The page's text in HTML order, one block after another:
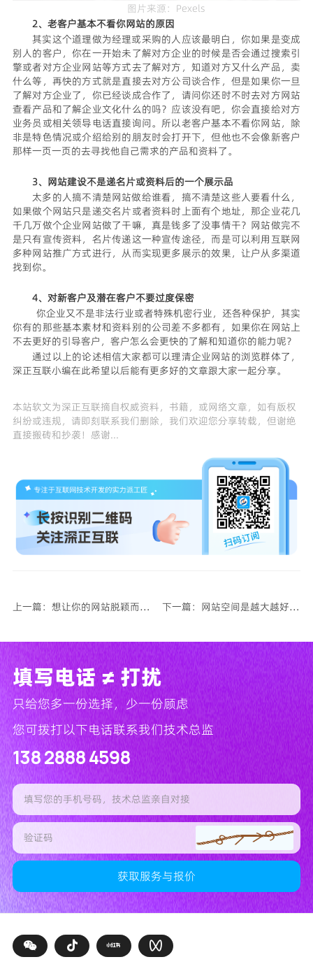
图片来源：Pexels
2、老客户基本不看你网站的原因
其实这个道理做为经理或采购的人应该最明白，你如果是变成
别人的客户，你在一开始未了解对方企业的时候是否会通过搜索引
擎或者对方企业网站等方式去了解对方，知道对方又什么产品，卖
什么等，再快的方式就是直接去对方公司谈合作，但是如果你一旦
了解对方企业了，你已经谈成合作了，请问你还时不时去对方网站
查看产品和了解企业文化什么的吗？应该没有吧，你会直接给对方
业务员或相关领导电话直接询问。所以老客户基本不看你网站，除
非是特色情况或介绍给别的朋友时会打开下，但他也不会像新客户
那样一页一页的去寻找他自己需求的产品和资料了。
3、网站建设不是递名片或资料后的一个展示品
太多的人搞不清楚网站做给谁看，搞不清楚这些人要看什么，
如果做个网站只是递交名片或者资料时上面有个地址，那企业花几
千几万做个企业网站做了干嘛，真是钱多了没事情干？网站做完不
是只有宣传资料，名片传递这一种宣传途径，而是可以利用互联网
多种网站推广方式进行，从而实现更多展示的效果，让户从多渠道
找到你。
4、对新客户及潜在客户不要过度保密
你企业又不是非法行业或者特殊机密行业，还各种保护，其实
你有的那些基本素材和资料别的公司差不多都有，如果你在网站上
不去更好的引导客户，客户怎么会更快的了解和知道你的能力呢？
通过以上的论述相信大家都可以理清企业网站的浏览群体了，
深正互联小编在此希望以后能有更多好的文章跟大家一起分享。
本站软文为深正互联摘自权威资料，书籍，或网络文章，如有版权
纠纷或违规，请即刻联系我们删除，我们欢迎您分享转载，但谢绝
直接搬砖和抄袭！感谢...
上一篇：想让你的网站脱颖而出？来get一些这些技巧吧 下一篇：网站空间是越大越好吗?
填写电话 ≠ 打扰
只给您多一份选择，少一份顾虑
您可拨打以下电话联系我们技术总监
138 2888 4598